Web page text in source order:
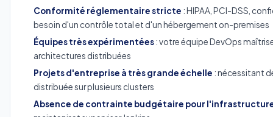
Conformité réglementaire stricte : HIPAA, PCI-DSS,
besoin d'un contrôle total et d'un hébergement on-premises
Équipes très expérimentées: votre équipe DevOps
architectures distribuées
Projets d'entreprise à très grande échelle : nécessitant
distribuée sur plusieurs clusters
Absence de contrainte budgétaire pour